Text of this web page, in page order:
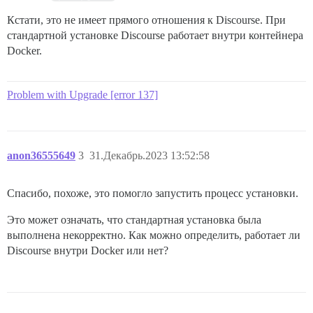
none, off       никогда не создавать резервные
numbered, t     создавать нумерованные резервные
existing, nil   нумерованные, если существуют
simple, never   всегда создавать простые резервные
Сообщайте о любых ошибках перевода на <https://
Кстати, это не имеет прямого отношения к Discourse. При
стандартной установке Discourse работает внутри контейнера
Docker.
Problem with Upgrade [error 137]
anon36555649 31.Декабрь.2023 13:52:58
3
Спасибо, похоже, это помогло запустить процесс установки.
Это может означать, что стандартная установка была
выполнена некорректно. Как можно определить, работает ли
Discourse внутри Docker или нет?